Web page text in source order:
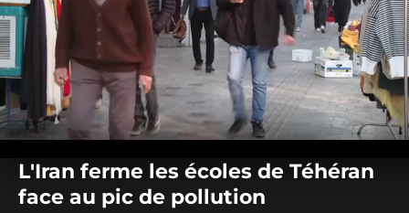
seconds
seconds
L'Iran ferme les écoles de Téhéran
face au pic de pollution